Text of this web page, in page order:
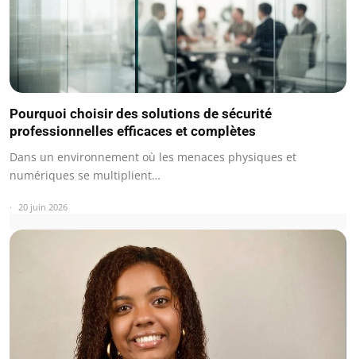
Pourquoi choisir des solutions de sécurité
professionnelles efficaces et complètes
Dans un environnement où les menaces physiques et
numériques se multiplient…
20 juin 2026